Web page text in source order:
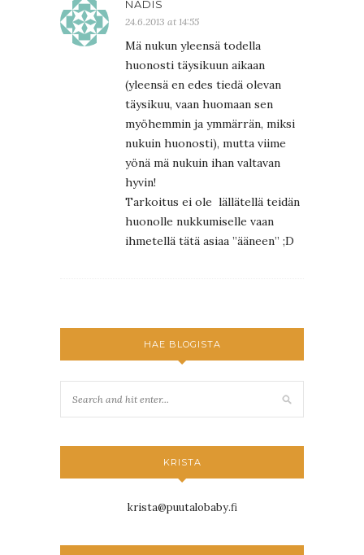
NADIS
24.6.2013 at 14:55
Mä nukun yleensä todella
huonosti täysikuun aikaan
(yleensä en edes tiedä olevan
täysikuu, vaan huomaan sen
myöhemmin ja ymmärrän, miksi
nukuin huonosti), mutta viime
yönä mä nukuin ihan valtavan
hyvin!
Tarkoitus ei ole lällätellä teidän
huonolle nukkumiselle vaan
ihmetellä tätä asiaa ”ääneen” ;D
HAE BLOGISTA
KRISTA
krista@puutalobaby.fi